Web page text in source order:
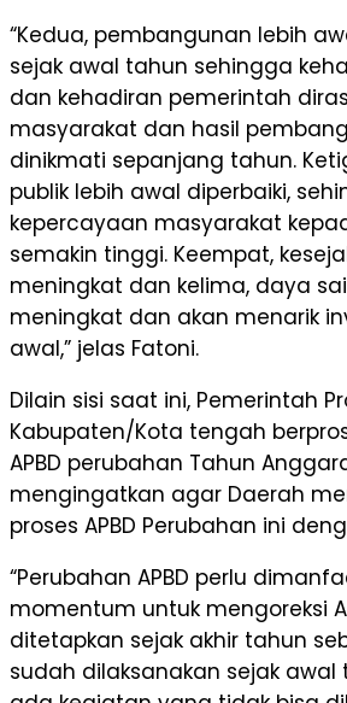
“Kedua, pembangunan lebih
sejak awal tahun sehingga
dan kehadiran pemerintah
masyarakat dan hasil
dinikmati sepanjang tahun.
publik lebih awal diperbaiki,
kepercayaan masyarakat
semakin tinggi. Keempat,
meningkat dan kelima, daya
meningkat dan akan menarik
awal,” jelas Fatoni.
Dilain sisi saat ini, Pemerintah
Kabupaten/Kota tengah
APBD perubahan Tahun
mengingatkan agar Daerah
proses APBD Perubahan ini
“Perubahan APBD perlu
momentum untuk mengoreksi
ditetapkan sejak akhir tahun
sudah dilaksanakan sejak awal